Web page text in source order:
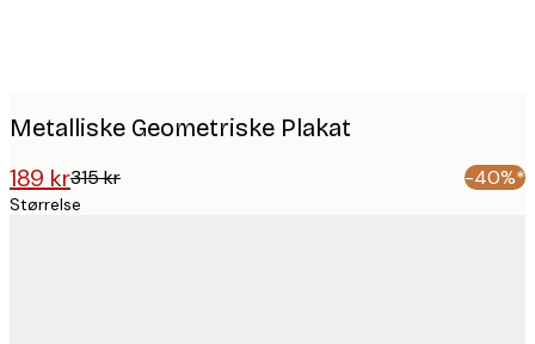
Metalliske Geometriske Plakat
189 kr315 kr -40%*
Størrelse